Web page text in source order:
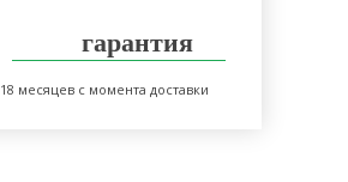
гарантия
18 месяцев с момента доставки